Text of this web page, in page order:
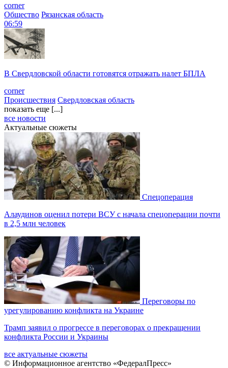
corner
Общество Рязанская область
06:59
В Свердловской области готовятся отражать налет БПЛА
corner
Происшествия Свердловская область
показать еще [...]
все новости
Актуальные сюжеты
Спецоперация
Алаудинов оценил потери ВСУ с начала спецоперации почти
в 2,5 млн человек
Переговоры по
урегулированию конфликта на Украине
Трамп заявил о прогрессе в переговорах о прекращении
конфликта России и Украины
все актуальные сюжеты
© Информационное агентство «ФедералПресс»